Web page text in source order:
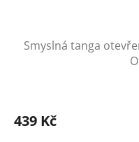
Smyslná tanga
439 Kč